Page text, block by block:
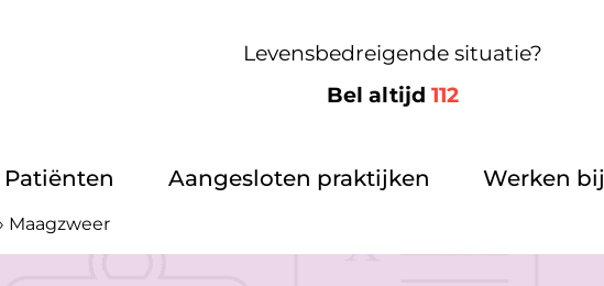
Levensbedreigende situatie?
Bel altijd 112
Patiënten Aangesloten praktijken Werken bij
Maagzweer